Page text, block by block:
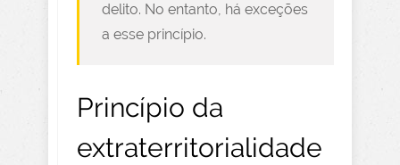
delito. No entanto, há exceções
a esse princípio.
Princípio da
extraterritorialidade